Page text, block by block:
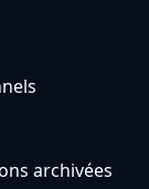
archivées